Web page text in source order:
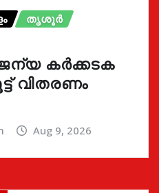
തൃശൂർ
കർക്കടക
വിതരണം
Aug 9, 2026